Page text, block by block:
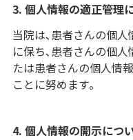
3. 個人情報の適正管理
当院は､患者さんの個
に保ち､患者さんの個
たは患者さんの個人情
ことに努めます｡
4. 個人情報の開示につ